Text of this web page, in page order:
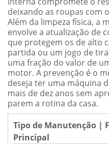
deixando as roupas com
Além da limpeza física, a
envolve a atualização de
que protegem os de alto
partida ou um jogo de
uma fração do valor de
motor. A prevenção é o
deseja ter uma máquina
mais de dez anos sem
parem a rotina da casa.
Tipo de Manutenção |
Principal